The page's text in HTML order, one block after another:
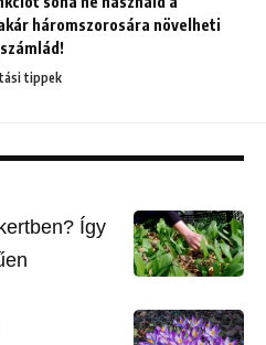
háromszorosára növelheti
tippek
Így